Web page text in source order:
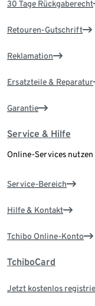
30 Tage Rückgaberecht
Retouren-Gutschrift
Reklamation
Ersatzteile & Reparatur
Garantie
Service & Hilfe
Online-Services
Service-Bereich
Hilfe & Kontakt
Tchibo Online-Konto
TchiboCard
Jetzt kostenlos